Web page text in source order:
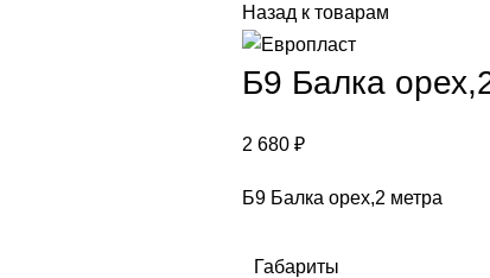
Назад к товарам
Б9 Балка
2 680 ₽
Б9 Балка орех,2 метра
Габариты